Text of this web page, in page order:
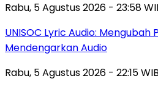
Rabu, 5 Agustus 2026 - 23:58
UNISOC Lyric Audio: Mengubah
Mendengarkan Audio
Rabu, 5 Agustus 2026 - 22:15 WIB